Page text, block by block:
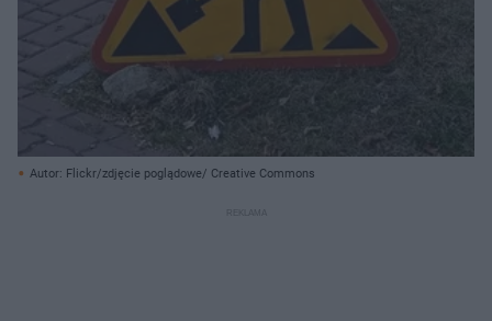
Autor: Flickr/zdjęcie poglądowe/ Creative Commons